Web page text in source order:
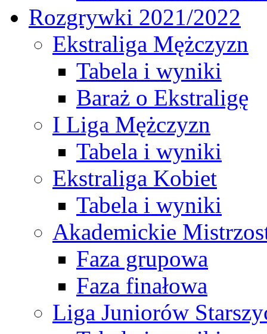
Rozgrywki 2021/2022
Ekstraliga Mężczyzn
Tabela i wyniki
Baraż o Ekstraligę
I Liga Mężczyzn
Tabela i wyniki
Ekstraliga Kobiet
Tabela i wyniki
Akademickie
Faza grupowa
Faza finałowa
Liga Juniorów